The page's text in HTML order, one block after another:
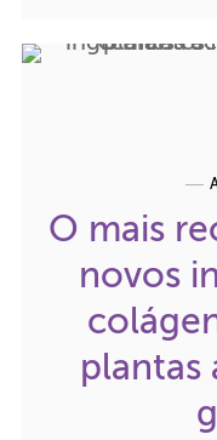
O mais
novos
plantas